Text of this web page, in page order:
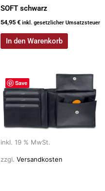
SOFT schwarz
54,95 € inkl. gesetzlicher Umsatzsteuer
In den Warenkorb
Save
inkl. 19 % MwSt.
zzgl. Versandkosten